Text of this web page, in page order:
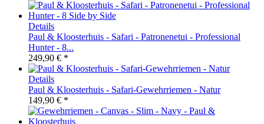
Details
Paul & Kloosterhuis - Safari - Patronenetui - Professional
Hunter - 8...
249,90 € *
Details
Paul & Kloosterhuis - Safari-Gewehrriemen - Natur
149,90 € *